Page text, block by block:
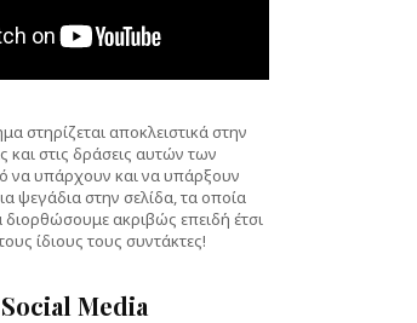
στηρίζεται αποκλειστικά στην
και στις δράσεις αυτών των
να υπάρχουν και να υπάρξουν
ψεγάδια στην σελίδα, τα οποία
διορθώσουμε ακριβώς επειδή έτσι
ίδιους τους συντάκτες!
Media